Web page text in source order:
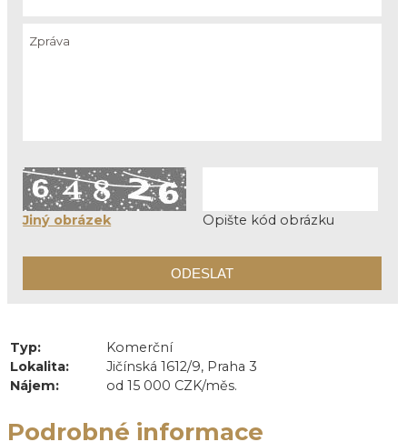
Jiný obrázek Opište kód obrázku
Typ:
Komerční
Lokalita:
Jičínská 1612/9, Praha 3
Nájem:
od 15 000 CZK/měs.
Podrobné informace